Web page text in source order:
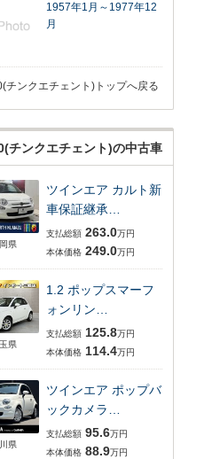
1957年1月～1977年12
月
チンクエチェント)トップへ戻る
チンクエチェント)の中古車
県
ツインエア カルト新
車保証継承…
支払総額 263.0万円
本体価格 249.0万円
県
1.2 ポップスマーフ
ォンリン…
支払総額 125.8万円
本体価格 114.4万円
県
ツインエア ポップバ
ックカメラ…
支払総額 95.6万円
本体価格 88.9万円